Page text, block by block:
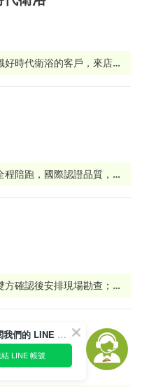
時代衛浴的客戶，來店或
陪跑，國際認證品質，讓
確認後安排現場勘查；場
歡迎訂閱我們的 LINE 官方帳號
結 LINE 帳號